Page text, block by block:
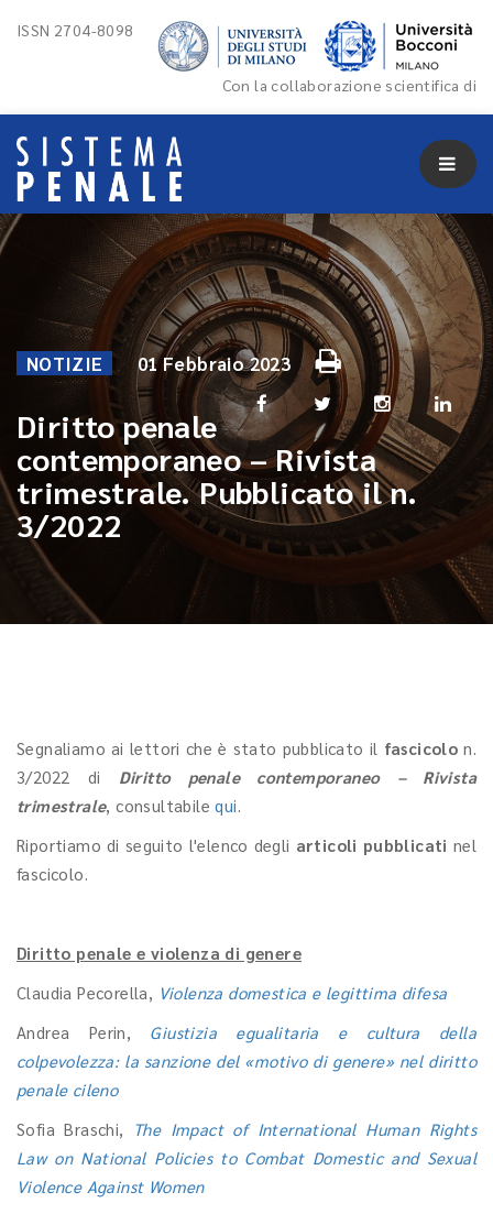
ISSN 2704-8098
Con la collaborazione scientifica di
NOTIZIE 01 Febbraio 2023
Diritto penale
contemporaneo – Rivista
trimestrale. Pubblicato il n.
3/2022
Segnaliamo ai lettori che è stato pubblicato il fascicolo n.
3/2022 di Diritto penale contemporaneo – Rivista
trimestrale, consultabilequi.
Riportiamo di seguito l'elenco degli articoli pubblicati nel
fascicolo.
Diritto penale e violenza di genere
Claudia Pecorella, Violenza domestica e legittima difesa
Andrea Perin, Giustizia egualitaria e cultura della
colpevolezza: la sanzione del «motivo di genere» nel diritto
penale cileno
Sofia Braschi,
The Impact of International Human Rights
Law on National Policies to Combat Domestic and Sexual
Violence Against Women